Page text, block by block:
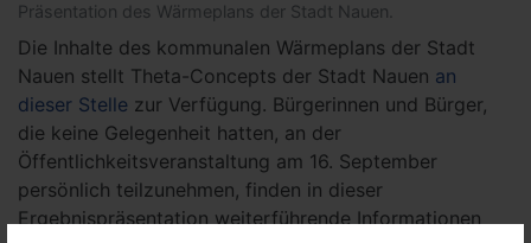
Präsentation des Wärmeplans der Stadt Nauen.
Die Inhalte des kommunalen Wärmeplans der Stadt
Nauen stellt Theta-Concepts der Stadt Nauen an
dieser Stelle zur Verfügung. Bürgerinnen und Bürger,
die keine Gelegenheit hatten, an der
Öffentlichkeitsveranstaltung am 16. September
persönlich teilzunehmen, finden in dieser
Ergebnispräsentation weiterführende Informationen